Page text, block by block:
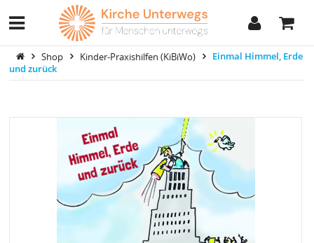
Shop Kinder-Praxishilfen (KiBiWo)
Einmal Himmel, Erde
und zurück